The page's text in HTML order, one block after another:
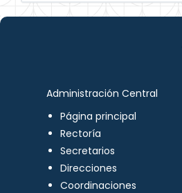
Administración Central
Página principal
Rectoría
Secretarios
Direcciones
Coordinaciones